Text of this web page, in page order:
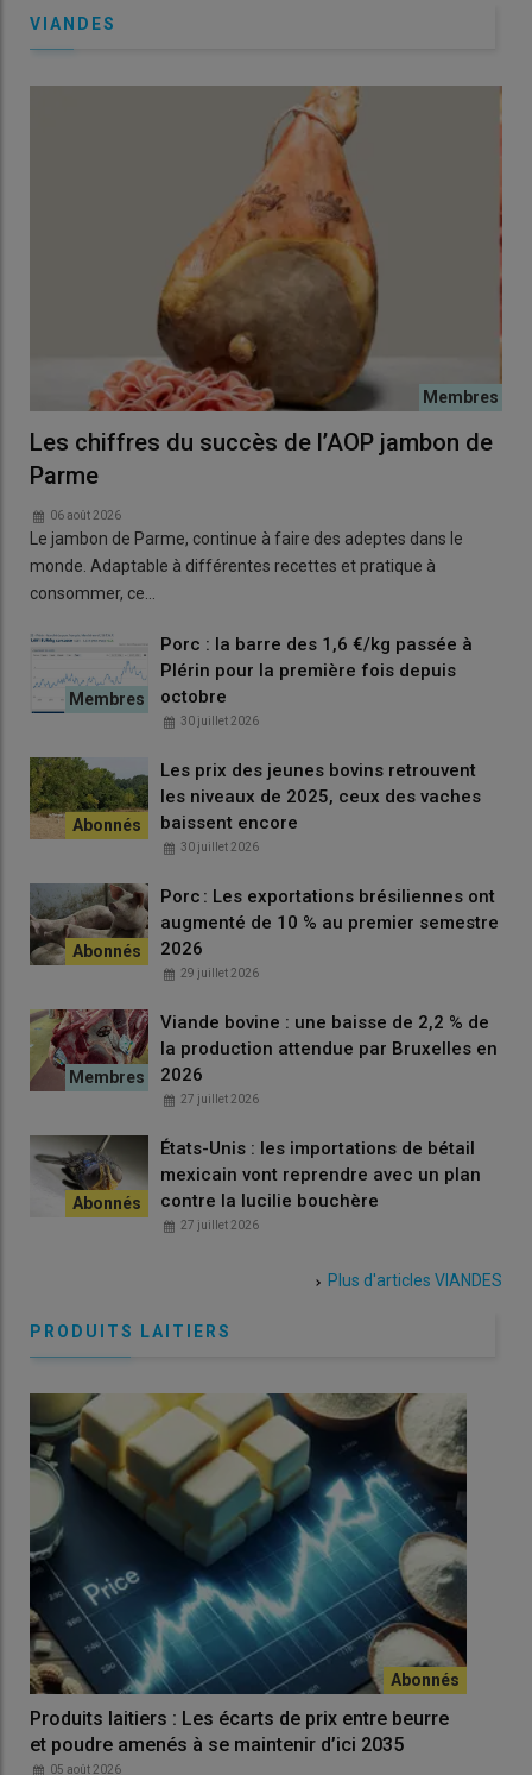
VIANDES
Les chiffres du succès de l’AOP jambon de
Parme
06 août 2026
Le jambon de Parme, continue à faire des adeptes dans le
monde. Adaptable à différentes recettes et pratique à
consommer, ce…
Porc : la barre des 1,6 €/kg passée à
Plérin pour la première fois depuis
octobre
30 juillet 2026
Les prix des jeunes bovins retrouvent
les niveaux de 2025, ceux des vaches
baissent encore
30 juillet 2026
Porc : Les exportations brésiliennes ont
augmenté de 10 % au premier semestre
2026
29 juillet 2026
Viande bovine : une baisse de 2,2 % de
la production attendue par Bruxelles en
2026
27 juillet 2026
États-Unis : les importations de bétail
mexicain vont reprendre avec un plan
contre la lucilie bouchère
27 juillet 2026
Plus d'articles VIANDES
PRODUITS LAITIERS
Produits laitiers : Les écarts de prix entre beurre
et poudre amenés à se maintenir d’ici 2035
05 août 2026